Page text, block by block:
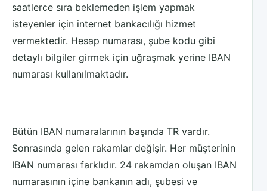
saatlerce sıra beklemeden işlem yapmak
isteyenler için internet bankacılığı hizmet
vermektedir. Hesap numarası, şube kodu gibi
detaylı bilgiler girmek için uğraşmak yerine IBAN
numarası kullanılmaktadır.
Bütün IBAN numaralarının başında TR vardır.
Sonrasında gelen rakamlar değişir. Her müşterinin
IBAN numarası farklıdır. 24 rakamdan oluşan IBAN
numarasının içine bankanın adı, şubesi ve